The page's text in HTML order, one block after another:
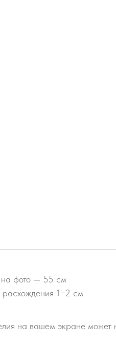
на фото — 55 см
расхождения 1−2 см
на вашем экране может